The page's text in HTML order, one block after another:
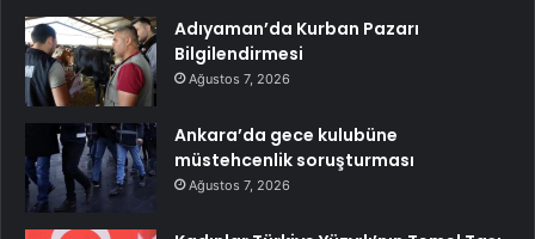
Adıyaman’da Kurban Pazarı
Bilgilendirmesi
Ağustos 7, 2026
Ankara’da gece kulubüne
müstehcenlik soruşturması
Ağustos 7, 2026